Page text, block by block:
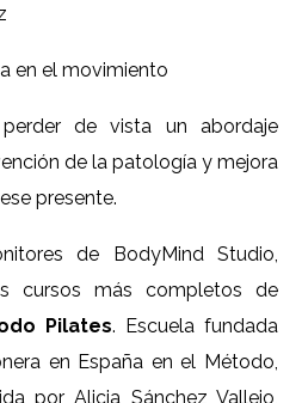
en el movimiento
de vista un abordaje
de la patología y mejora
presente.
de BodyMind Studio,
cursos más completos de
Pilates. Escuela fundada
en España en el Método,
por Alicia Sánchez Vallejo,